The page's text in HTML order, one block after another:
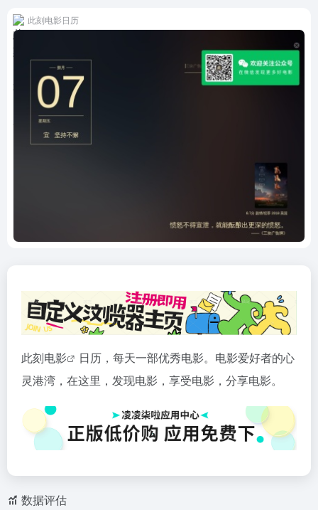
此刻电影日历
此刻电影
日历，每天一部优秀电影。电影爱好者的心
灵港湾，在这里，发现电影，享受电影，分享电影。
数据评估